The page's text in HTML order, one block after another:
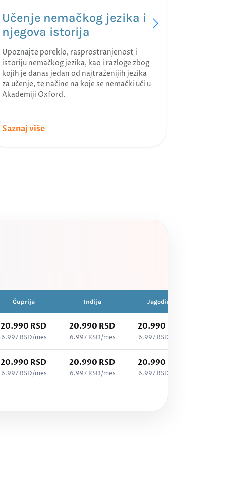
Učenje nemačkog jezika i
njegova istorija
Upoznajte poreklo, rasprostranjenost i
istoriju nemačkog jezika, kao i razloge zbog
kojih je danas jedan od najtraženijih jezika
za učenje, te načine na koje se nemački uči u
Akademiji Oxford.
Saznaj više
Ćuprija Inđija Jagodina
20.990 RSD
6.997 RSD/mes
20.990 RSD
6.997 RSD/mes
20.990 RSD
6.997 RSD/mes
20.990 RSD
6.997 RSD/mes
20.990 RSD
6.997 RSD/mes
20.990 RSD
6.997 RSD/mes